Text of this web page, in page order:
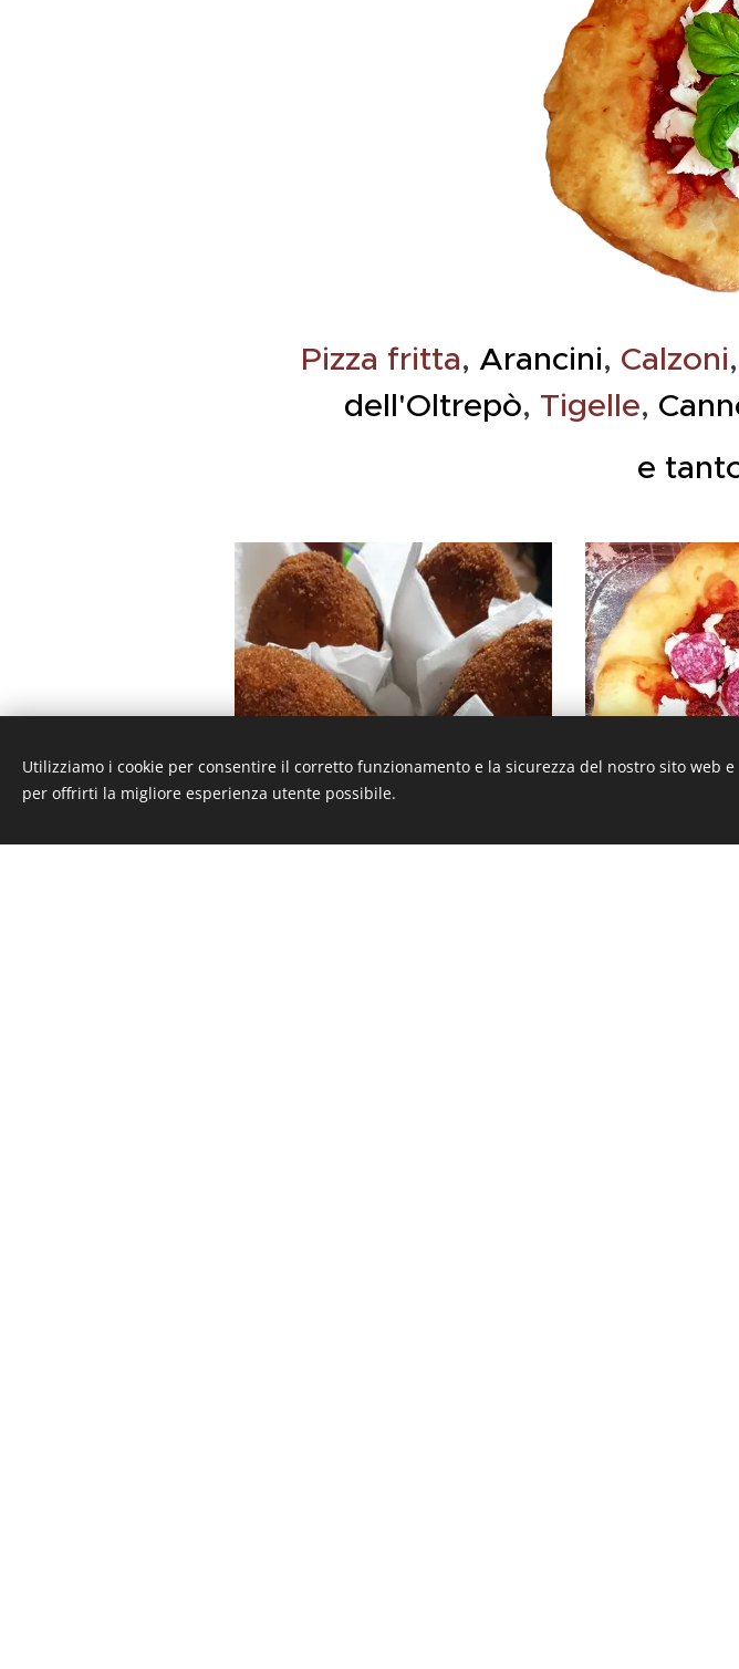
Pizza fritta, Arancini, Calzoni,
dell'Oltrepò, Tigelle,
e
Utilizziamo i cookie per consentire il corretto funzionamento e la sicurezza del nostro sito web e
per offrirti la migliore esperienza utente possibile.